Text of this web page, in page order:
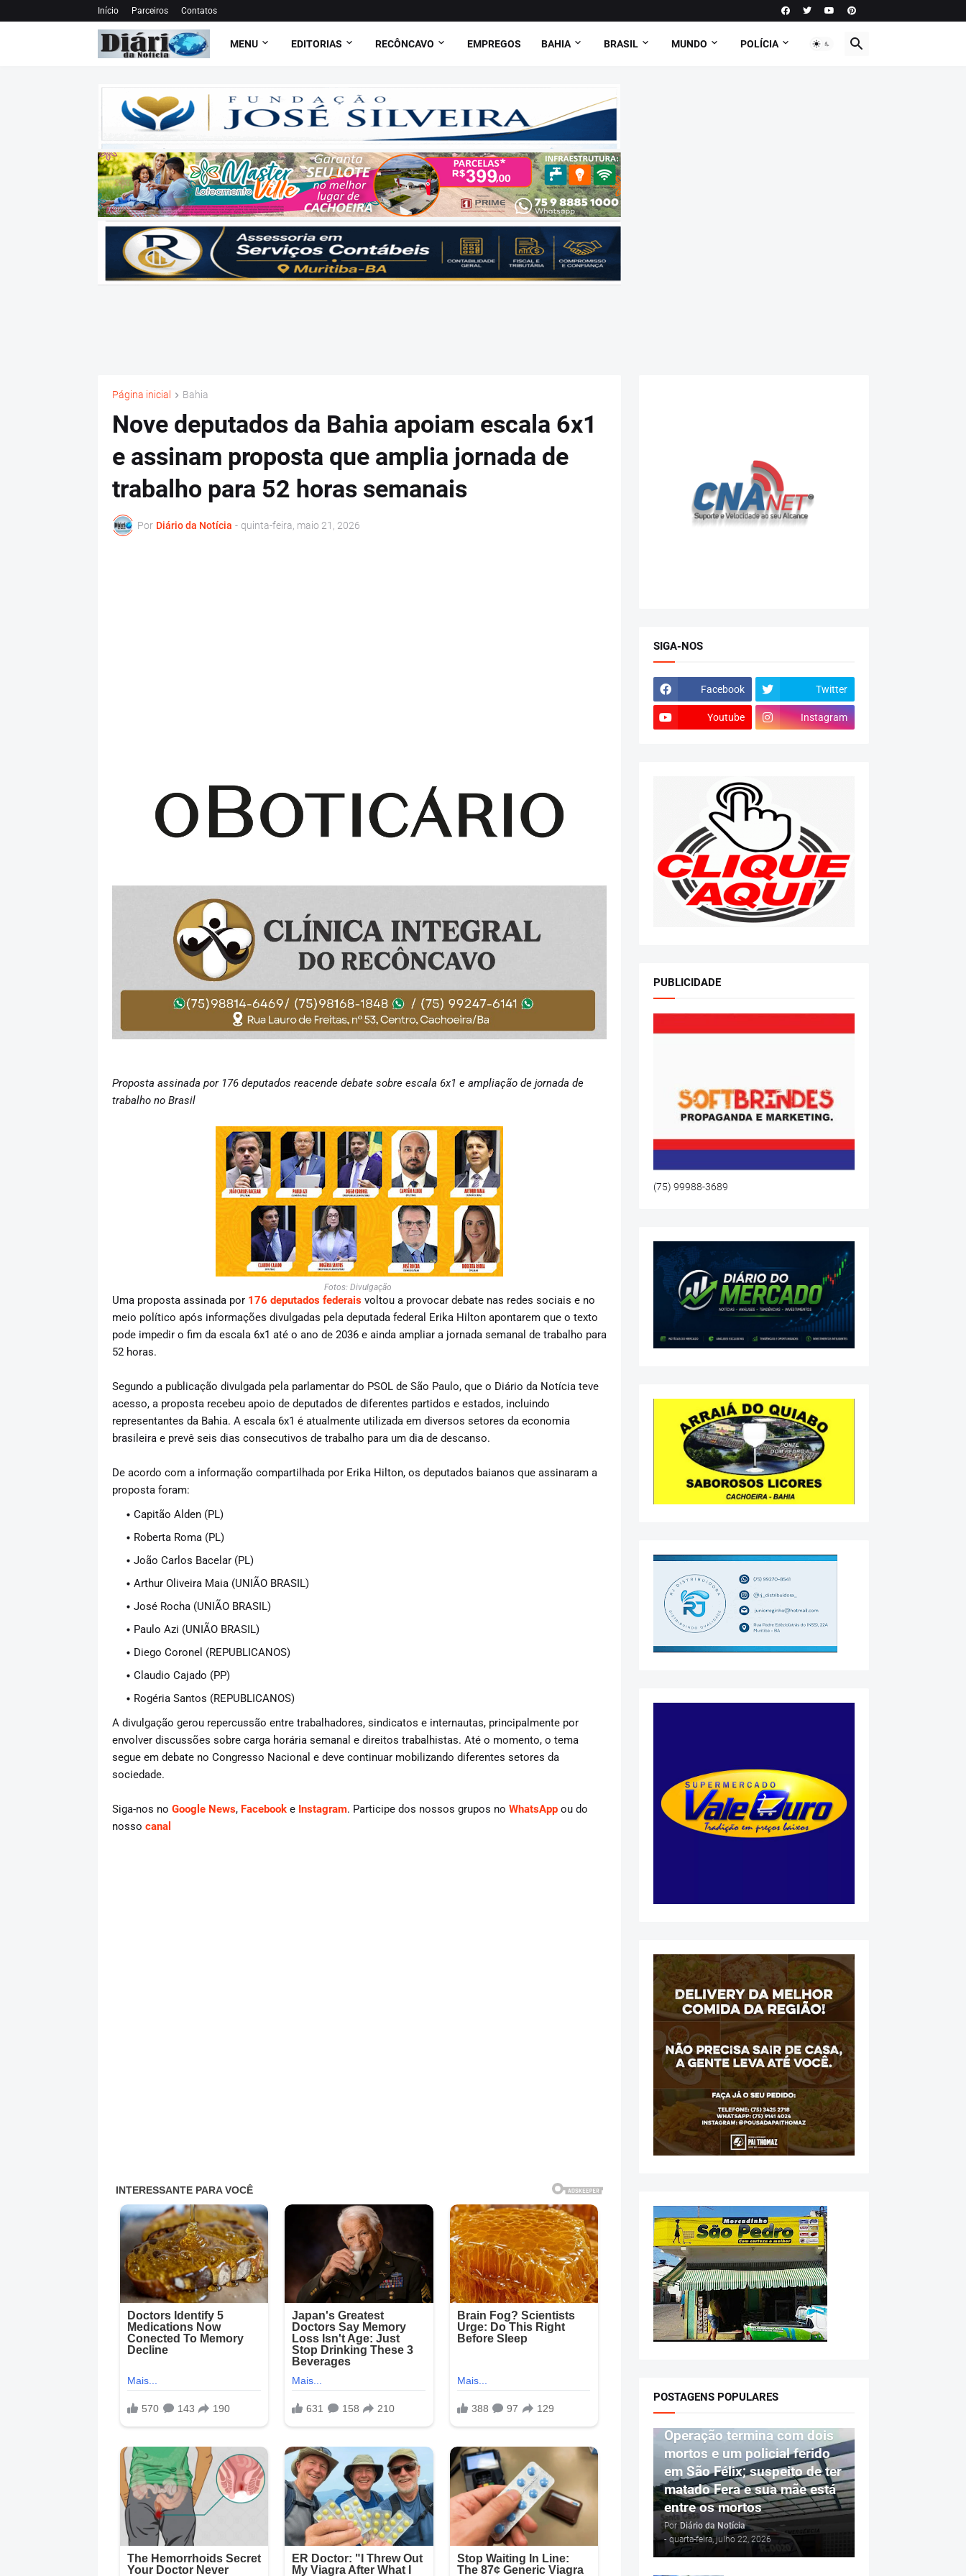
Início Parceiros Contatos
MENU EDITORIAS RECÔNCAVO EMPREGOS BAHIA BRASIL MUNDO POLÍCIA PODCAST
Página inicial Bahia
Nove deputados da Bahia apoiam escala 6x1
e assinam proposta que amplia jornada de
trabalho para 52 horas semanais
Por Diário da Notícia - quinta-feira, maio 21, 2026
Proposta assinada por 176 deputados reacende debate sobre escala 6x1 e ampliação de jornada de
trabalho no Brasil
Fotos: Divulgação
Uma proposta assinada por 176 deputados federaisvoltou a provocar debate nas redes sociais e no
meio político após informações divulgadas pela deputada federal Erika Hilton apontarem que o texto
pode impedir o fim da escala 6x1 até o ano de 2036 e ainda ampliar a jornada semanal de trabalho para
52 horas.
Segundo a publicação divulgada pela parlamentar do PSOL de São Paulo, que o Diário da Notícia teve
acesso, a proposta recebeu apoio de deputados de diferentes partidos e estados, incluindo
representantes da Bahia. A escala 6x1 é atualmente utilizada em diversos setores da economia
brasileira e prevê seis dias consecutivos de trabalho para um dia de descanso.
De acordo com a informação compartilhada por Erika Hilton, os deputados baianos que assinaram a
proposta foram:
Capitão Alden (PL)
Roberta Roma (PL)
João Carlos Bacelar (PL)
Arthur Oliveira Maia (UNIÃO BRASIL)
José Rocha (UNIÃO BRASIL)
Paulo Azi (UNIÃO BRASIL)
Diego Coronel (REPUBLICANOS)
Claudio Cajado (PP)
Rogéria Santos (REPUBLICANOS)
A divulgação gerou repercussão entre trabalhadores, sindicatos e internautas, principalmente por
envolver discussões sobre carga horária semanal e direitos trabalhistas. Até o momento, o tema
segue em debate no Congresso Nacional e deve continuar mobilizando diferentes setores da
sociedade.
Siga-nos no Google News, Facebooke Instagram. Participe dos nossos grupos no WhatsApp ou do
nosso canal
SIGA-NOS
Facebook Twitter
Youtube Instagram
PUBLICIDADE
(75) 99988-3689
POSTAGENS POPULARES
POLÍCIA
Operação termina com dois
mortos e um policial ferido
em São Félix; suspeito de ter
matado Fera e sua mãe está
entre os mortos
Por Diário da Notícia
- quarta-feira, julho 22, 2026